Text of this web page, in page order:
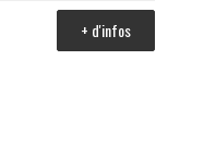
+ d'infos